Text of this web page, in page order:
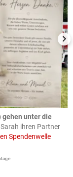
gehen unter die
ihren Partner
Spendenwelle